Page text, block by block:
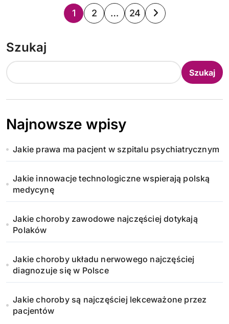
S
n
i
o
w
a
n
i
e
w
p
1 2 … 24
Szukaj
Szukaj
Najnowsze wpisy
Jakie prawa ma pacjent w szpitalu psychiatrycznym
Jakie innowacje technologiczne wspierają polską
medycynę
Jakie choroby zawodowe najczęściej dotykają
Polaków
Jakie choroby układu nerwowego najczęściej
diagnozuje się w Polsce
Jakie choroby są najczęściej lekceważone przez
pacjentów